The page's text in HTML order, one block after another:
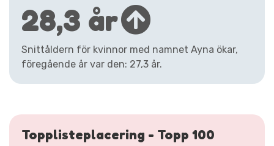
28,3 år
Snittåldern för kvinnor med namnet Ayna ökar,
föregående år var den: 27,3 år.
Topplisteplacering - Topp 100